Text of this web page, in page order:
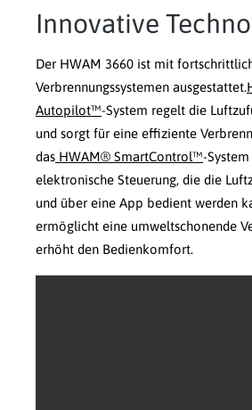
Innovative
Der HWAM 3660 ist mit
Verbrennungssystemen ausgestattet.
Autopilot™-System regelt die
und sorgt für eine effiziente
das HWAM® SmartControl™-
elektronische Steuerung, die die
und über eine App bedient werden
ermöglicht eine umweltschonende
erhöht den Bedienkomfort.